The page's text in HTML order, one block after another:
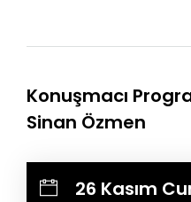
Konuşmacı
Sinan Özmen
26 Kasım